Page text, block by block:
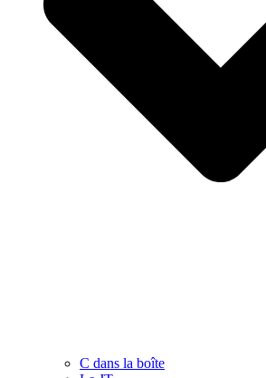
C dans la boîte